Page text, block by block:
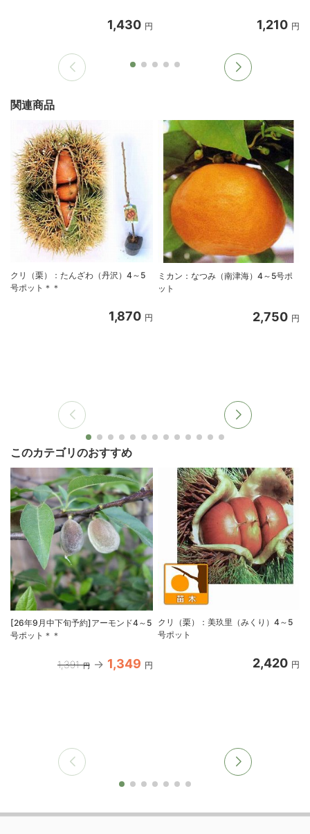
1,430 円 1,210 円
関連商品
クリ（栗）：たんざわ（丹沢）4～5
号ポット＊＊
1,870 円
ミカン：なつみ（南津海）4～5号ポ
ット
2,750 円
このカテゴリのおすすめ
[26年9月中下旬予約]アーモンド4～5
号ポット＊＊
1,391 円 1,349 円
クリ（栗）：美玖里（みくり）4～5
号ポット
2,420 円